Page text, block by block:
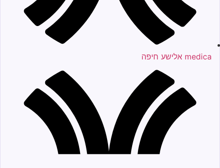
medica אלישע חיפה